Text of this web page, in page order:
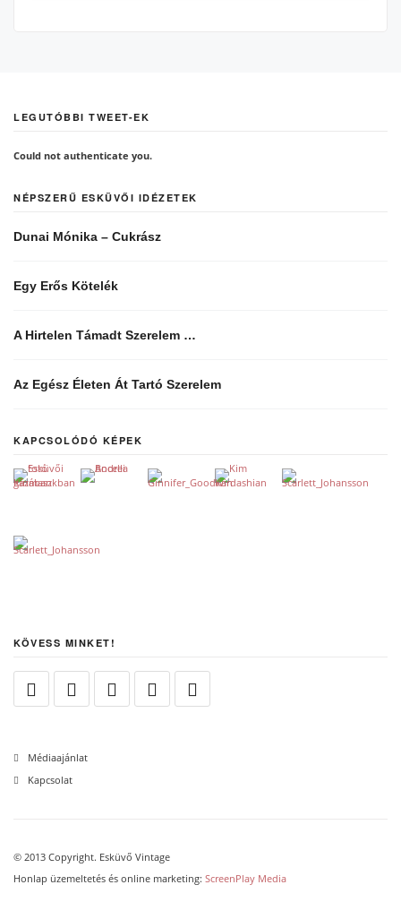
LEGUTÓBBI TWEET-EK
Could not authenticate you.
NÉPSZERŰ ESKÜVŐI IDÉZETEK
Dunai Mónika – Cukrász
Egy Erős Kötelék
A Hirtelen Támadt Szerelem …
Az Egész Életen Át Tartó Szerelem
KAPCSOLÓDÓ KÉPEK
KÖVESS MINKET!
Médiaajánlat
Kapcsolat
© 2013 Copyright. Esküvő Vintage
Honlap üzemeltetés és online marketing: ScreenPlay Media